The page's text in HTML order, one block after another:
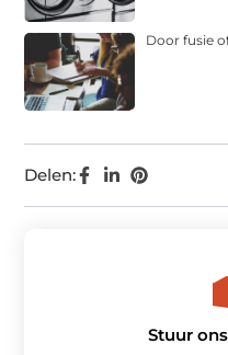
Delen:
Door fusie
Stuur